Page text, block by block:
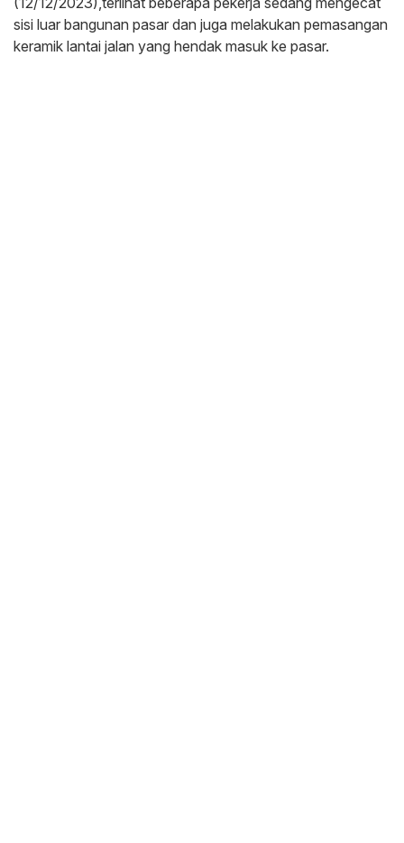
sisi luar bangunan pasar dan juga melakukan pemasangan
keramik lantai jalan yang hendak masuk ke pasar.